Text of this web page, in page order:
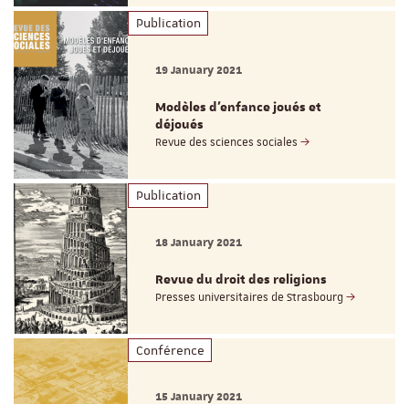
Publication
19 January 2021
Modèles d'enfance joués et
déjoués
Revue des sciences sociales
Publication
18 January 2021
Revue du droit des religions
Presses universitaires de Strasbourg
Conférence
15 January 2021